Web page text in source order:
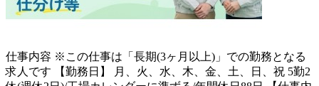
仕事内容 ※この仕事は「長期(3ヶ月以上)」での勤務となる
求人です 【勤務日】 月、火、水、木、金、土、日、祝 5勤2